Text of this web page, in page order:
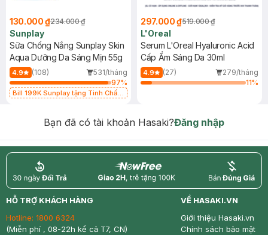
130.000 ₫234.000 ₫
Sunplay
Sữa Chống Nắng Sunplay Skin
Aqua Dưỡng Da Sáng Mịn 55g
4.9 (108)
531/tháng
97%
Bill 199K Sunplay tặng Tinh Chất
297.000 ₫519.000 ₫
L'Oreal
Serum L'Oreal Hyaluronic Acid
Cấp Ẩm Sáng Da 30ml
4.9 (27)
279/tháng
11%
Bạn đã có tài khoản Hasaki?Đăng nhập
return nowfree price
HỖ TRỢ KHÁCH HÀNG
Hotline: 1800 6324
(Miễn phí , 08-22h kể cả T7, CN)
VỀ HASAKI.VN
Giới thiệu Hasaki.vn
Chính sách bảo mật